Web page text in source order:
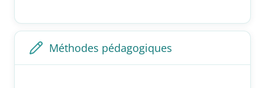
Méthodes pédagogiques